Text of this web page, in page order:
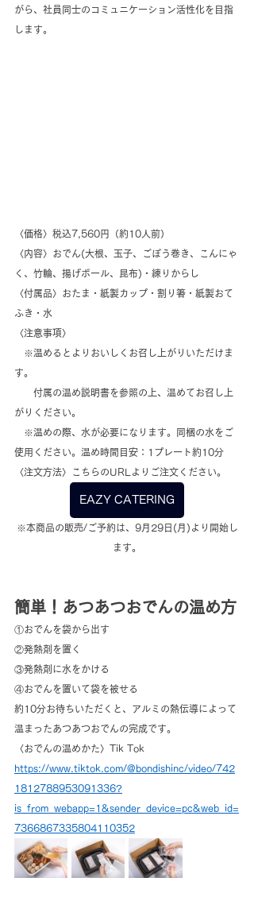
がら、社員同士のコミュニケーション活性化を目指
します。
〈価格〉税込7,560円（約10人前）
〈内容〉おでん(大根、玉子、ごぼう巻き、こんにゃ
く、竹輪、揚げボール、昆布)・練りからし
〈付属品〉おたま・紙製カップ・割り箸・紙製おて
ふき・水
〈注意事項〉
※温めるとよりおいしくお召し上がりいただけま
す。
付属の温め説明書を参照の上、温めてお召し上
がりください。
※温めの際、水が必要になります。同梱の水をご
使用ください。温め時間目安：1プレート約10分
〈注文方法〉こちらのURLよりご注文ください。
EAZY CATERING
※本商品の販売/ご予約は、9月29日(月)より開始し
ます。
簡単！あつあつおでんの温め方
①おでんを袋から出す
②発熱剤を置く
③発熱剤に水をかける
④おでんを置いて袋を被せる
約10分お待ちいただくと、アルミの熱伝導によって
温まったあつあつおでんの完成です。
〈おでんの温めかた〉Tik Tok
https://www.tiktok.com/@bondishinc/video/742
1812788953091336?
is_from_webapp=1&sender_device=pc&web_id=
7366867335804110352